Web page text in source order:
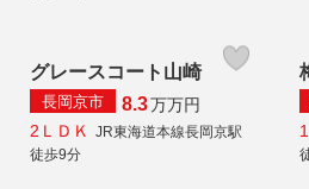
グレースコート山崎
長岡京市 8.3万万円
2ＬＤＫ
JR東海道本線長岡京駅
徒歩9分